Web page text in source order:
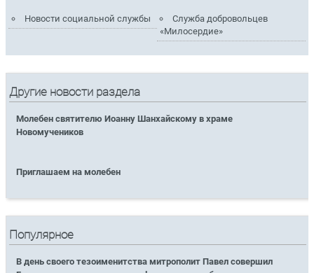
Новости социальной службы
Служба добровольцев
«Милосердие»
Другие новости раздела
Молебен святителю Иоанну Шанхайскому в храме
Новомучеников
Приглашаем на молебен
Популярное
В день своего тезоименитства митрополит Павел совершил